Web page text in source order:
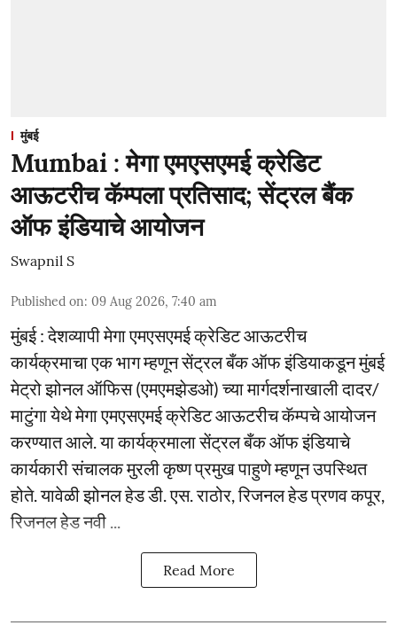
मुंबई
Mumbai : मेगा एमएसएमई क्रेडिट
आऊटरीच कॅम्पला प्रतिसाद; सेंट्रल बैंक
ऑफ इंडियाचे आयोजन
Swapnil S
Published on: 09 Aug 2026, 7:40 am
मुंबई : देशव्यापी मेगा एमएसएमई क्रेडिट आऊटरीच
कार्यक्रमाचा एक भाग म्हणून सेंट्रल बँक ऑफ इंडियाकडून मुंबई
मेट्रो झोनल ऑफिस (एमएमझेडओ) च्या मार्गदर्शनाखाली दादर/
माटुंगा येथे मेगा एमएसएमई क्रेडिट आऊटरीच कॅम्पचे आयोजन
करण्यात आले. या कार्यक्रमाला सेंट्रल बँक ऑफ इंडियाचे
कार्यकारी संचालक मुरली कृष्ण प्रमुख पाहुणे म्हणून उपस्थित
होते. यावेळी झोनल हेड डी. एस. राठोर, रिजनल हेड प्रणव कपूर,
रिजनल हेड नवी ...
Read More